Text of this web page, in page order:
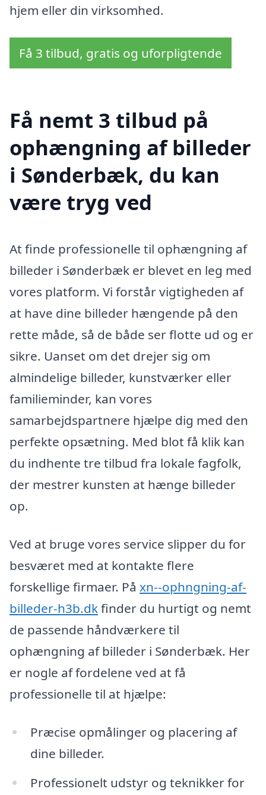
hjem eller din virksomhed.
Få 3 tilbud, gratis og uforpligtende
Få nemt 3 tilbud på
ophængning af billeder
i Sønderbæk, du kan
være tryg ved
At finde professionelle til ophængning af
billeder i Sønderbæk er blevet en leg med
vores platform. Vi forstår vigtigheden af
at have dine billeder hængende på den
rette måde, så de både ser flotte ud og er
sikre. Uanset om det drejer sig om
almindelige billeder, kunstværker eller
familieminder, kan vores
samarbejdspartnere hjælpe dig med den
perfekte opsætning. Med blot få klik kan
du indhente tre tilbud fra lokale fagfolk,
der mestrer kunsten at hænge billeder
op.
Ved at bruge vores service slipper du for
besværet med at kontakte flere
forskellige firmaer. På xn--ophngning-af-
billeder-h3b.dkfinder du hurtigt og nemt
de passende håndværkere til
ophængning af billeder i Sønderbæk. Her
er nogle af fordelene ved at få
professionelle til at hjælpe:
Præcise opmålinger og placering af
dine billeder.
Professionelt udstyr og teknikker for